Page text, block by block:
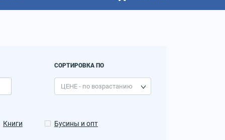
СОРТИРОВКА ПО
Книги Бусины и опт